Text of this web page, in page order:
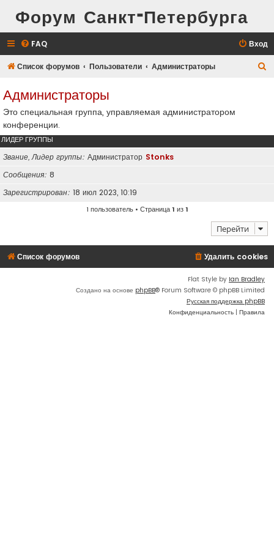
Форум Санкт-Петербурга
FAQ Вход
Список форумов Пользователи Администраторы
Администраторы
Это специальная группа, управляемая администратором
конференции.
ЛИДЕР ГРУППЫ
Звание, Лидер группы Администратор Stonks
Сообщения 8
Зарегистрирован 18 июл 2023, 10:19
1 пользователь • Страница1 из1
Перейти
Список форумов Удалить cookies
Flat Style by Ian Bradley
Создано на основе phpBB® Forum Software © phpBB Limited
Русская поддержка phpBB
Конфиденциальность | Правила